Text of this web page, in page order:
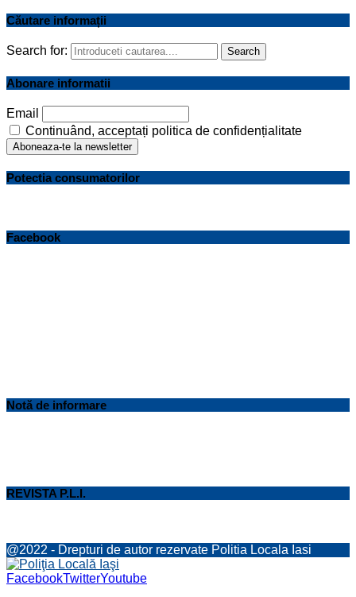
Căutare informații
Search for: Search
Abonare informatii
Email
Continuând, acceptați politica de confidențialitate
Potectia consumatorilor
Facebook
Notă de informare
REVISTA P.L.I.
@2022 - Drepturi de autor rezervate Politia Locala Iasi
FacebookTwitterYoutube